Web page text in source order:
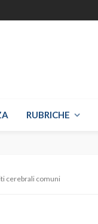
RUBRICHE
cerebrali comuni